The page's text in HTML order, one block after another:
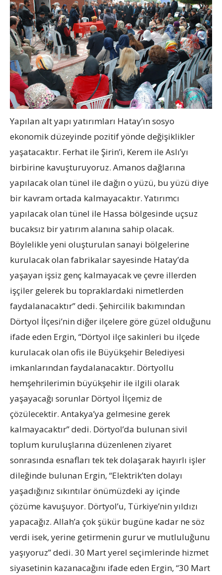
Yapılan alt yapı yatırımları Hatay’ın sosyo
ekonomik düzeyinde pozitif yönde değişiklikler
yaşatacaktır. Ferhat ile Şirin’i, Kerem ile Aslı’yı
birbirine kavuşturuyoruz. Amanos dağlarına
yapılacak olan tünel ile dağın o yüzü, bu yüzü diye
bir kavram ortada kalmayacaktır. Yatırımcı
yapılacak olan tünel ile Hassa bölgesinde uçsuz
bucaksız bir yatırım alanına sahip olacak.
Böylelikle yeni oluşturulan sanayi bölgelerine
kurulacak olan fabrikalar sayesinde Hatay’da
yaşayan işsiz genç kalmayacak ve çevre illerden
işçiler gelerek bu topraklardaki nimetlerden
faydalanacaktır” dedi. Şehircilik bakımından
Dörtyol İlçesi’nin diğer ilçelere göre güzel olduğunu
ifade eden Ergin, “Dörtyol ilçe sakinleri bu ilçede
kurulacak olan ofis ile Büyükşehir Belediyesi
imkanlarından faydalanacaktır. Dörtyollu
hemşehrilerimin büyükşehir ile ilgili olarak
yaşayacağı sorunlar Dörtyol İlçemiz de
çözülecektir. Antakya’ya gelmesine gerek
kalmayacaktır” dedi. Dörtyol’da bulunan sivil
toplum kuruluşlarına düzenlenen ziyaret
sonrasında esnafları tek tek dolaşarak hayırlı işler
dileğinde bulunan Ergin, “Elektrik’ten dolayı
yaşadığınız sıkıntılar önümüzdeki ay içinde
çözüme kavuşuyor. Dörtyol’u, Türkiye’nin yıldızı
yapacağız. Allah’a çok şükür bugüne kadar ne söz
verdi isek, yerine getirmenin gurur ve mutluluğunu
yaşıyoruz” dedi. 30 Mart yerel seçimlerinde hizmet
siyasetinin kazanacağını ifade eden Ergin, “30 Mart